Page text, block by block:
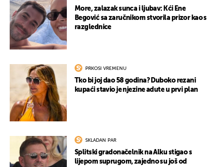
More, zalazak sunca i ljubav: Kći Ene
Begović sa zaručnikom stvorila prizor kao s
razglednice
PRKOSI VREMENU
Tko bi joj dao 58 godina? Duboko rezani
kupaći stavio je njezine adute u prvi plan
SKLADAN PAR
Splitski gradonačelnik na Alku stigao s
lijepom suprugom, zajedno su još od